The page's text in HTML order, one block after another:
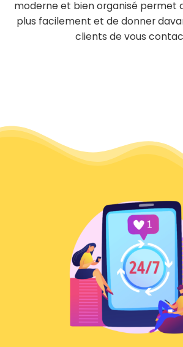
moderne et bien organisé permet
plus facilement et de donner
clients de vous